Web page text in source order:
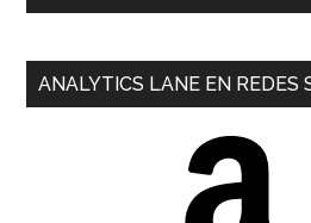
ANALYTICS LANE EN REDES